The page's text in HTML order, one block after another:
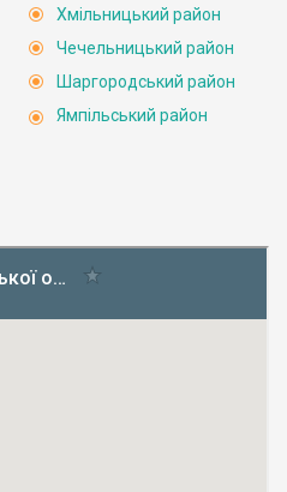
Хмільницький район
Чечельницький район
Шаргородський район
Ямпільський район